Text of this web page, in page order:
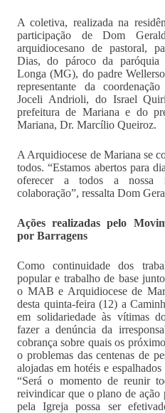
A coletiva, realizada na
participação de Dom
arquidiocesano de pastoral,
Dias, do pároco da paróquia
Longa (MG), do padre
representante da
Joceli Andrioli, do Israel
prefeitura de Mariana e do
Mariana, Dr. Marcílio Queiroz.
A Arquidiocese de Mariana se
todos. “Estamos abertos para
oferecer a todos a nossa
colaboração”, ressalta Dom
Ações realizadas pelo
por Barragens
Como continuidade dos
popular e trabalho de base
o MAB e Arquidiocese de
desta quinta-feira (12) a
em solidariedade às vítimas
fazer a denúncia da
cobrança sobre quais os
o problemas das centenas de
alojadas em hotéis e espalhados
“Será o momento de reunir
reivindicar que o plano de
pela Igreja possa ser